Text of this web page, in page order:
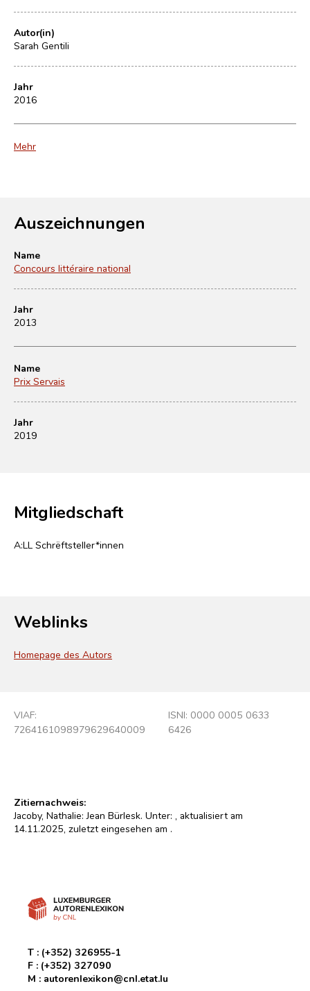
Autor(in)
Sarah Gentili
Jahr
2016
Mehr
Auszeichnungen
Name
Concours littéraire national
Jahr
2013
Name
Prix Servais
Jahr
2019
Mitgliedschaft
A:LL Schrëftsteller*innen
Weblinks
Homepage des Autors
VIAF:
7264161098979629640009
ISNI: 0000 0005 0633
6426
Zitiernachweis:
Jacoby, Nathalie: Jean Bürlesk. Unter: , aktualisiert am
14.11.2025, zuletzt eingesehen am .
T : (+352) 326955-1
F : (+352) 327090
M : autorenlexikon@cnl.etat.lu